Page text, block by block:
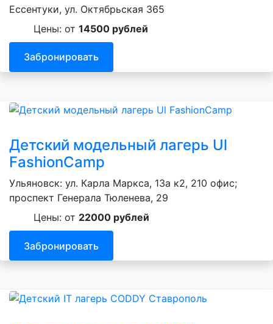
Ессентуки, ул. Октябрьская 365
Цены: от 14500 рублей
Забронировать
Детский модельный лагерь Ul
FashionCamp
Ульяновск: ул. Карла Маркса, 13а к2, 210 офис;
проспект Генерала Тюленева, 29
Цены: от 22000 рублей
Забронировать